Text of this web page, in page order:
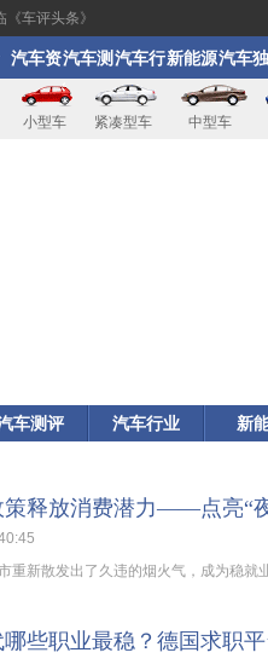
《车评头条》
汽车资
讯
汽车测
评
汽车行
业
新能源汽车独
家
小型车 紧凑型车 中型车
车测评 汽车行业 新
策释放消费潜力——点亮“
重新散发出了久违的烟火气，成为稳就
哪些职业最稳？德国求职